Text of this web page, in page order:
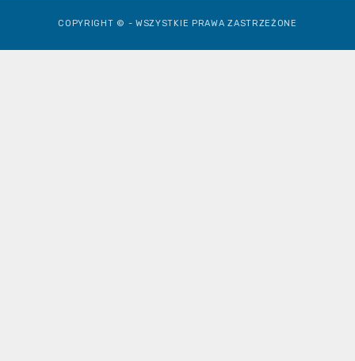
COPYRIGHT © - WSZYSTKIE PRAWA ZASTRZEŻONE